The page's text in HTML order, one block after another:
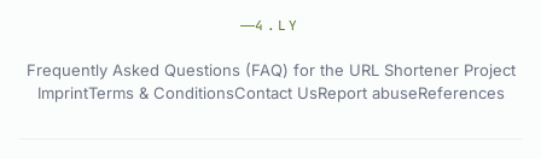
4.LY
Frequently Asked Questions (FAQ) for the URL Shortener Project
ImprintTerms & ConditionsContact UsReport abuseReferences